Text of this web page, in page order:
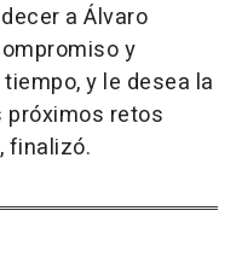
a Álvaro
y
y le desea la
próximos retos
finalizó.